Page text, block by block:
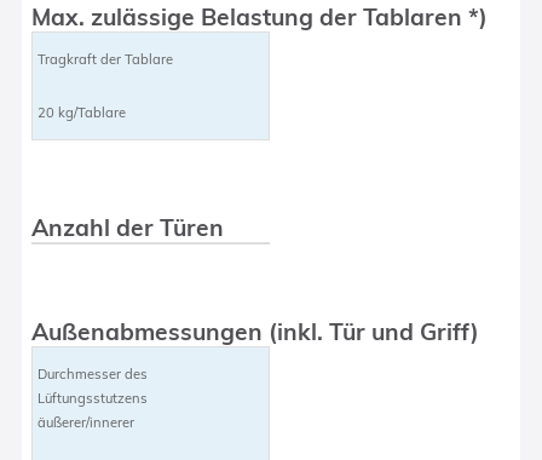
Max. zulässige Belastung der Tablaren *)
Tragkraft der Tablare
20 kg/Tablare
Anzahl der Türen
Außenabmessungen (inkl. Tür und Griff)
Durchmesser des
Lüftungsstutzens
äußerer/innerer